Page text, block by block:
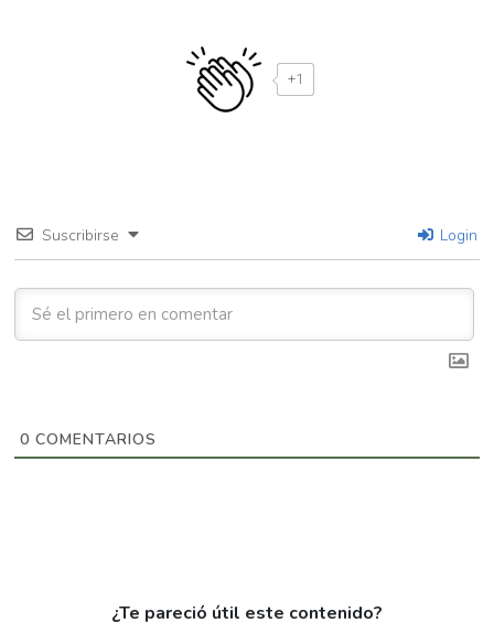
+1
Suscribirse Login
0 COMENTARIOS
¿Te pareció útil este contenido?